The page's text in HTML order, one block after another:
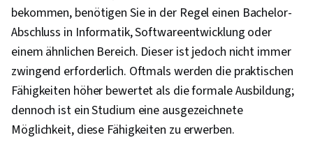
bekommen, benötigen Sie in der Regel einen Bachelor-
Abschluss in Informatik, Softwareentwicklung oder
einem ähnlichen Bereich. Dieser ist jedoch nicht immer
zwingend erforderlich. Oftmals werden die praktischen
Fähigkeiten höher bewertet als die formale Ausbildung;
dennoch ist ein Studium eine ausgezeichnete
Möglichkeit, diese Fähigkeiten zu erwerben.